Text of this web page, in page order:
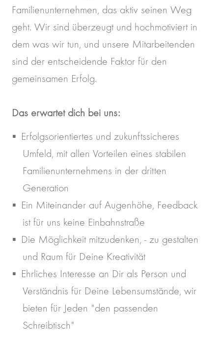
Familienunternehmen, das aktiv seinen Weg
geht. Wir sind überzeugt und hochmotiviert in
dem was wir tun, und unsere Mitarbeitenden
sind der entscheidende Faktor für den
gemeinsamen Erfolg.
Das erwartet dich bei uns:
Erfolgsorientiertes und zukunftssicheres
Umfeld, mit allen Vorteilen eines stabilen
Familienunternehmens in der dritten
Generation
Ein Miteinander auf Augenhöhe, Feedback
ist für uns keine Einbahnstraße
Die Möglichkeit mitzudenken, - zu gestalten
und Raum für Deine Kreativität
Ehrliches Interesse an Dir als Person und
Verständnis für Deine Lebensumstände, wir
bieten für Jeden "den passenden
Schreibtisch"